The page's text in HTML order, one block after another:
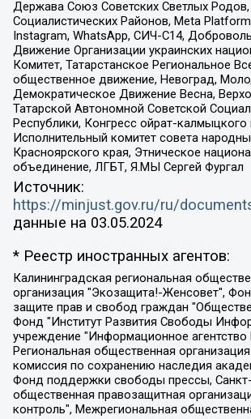
Держава Союз Советских Светлых Родов,
Социалистических Районов, Meta
Instagram, WhatsApp, СИЧ-С14,
Движение Организации украинских
Комитет, Татарстанское Региональное
общественное движение, Невоград,
Демократическое Движение Весна,
Татарской Автономной Советской
Республики, Конгресс ойрат-калмыцкого
Исполнительный комитет совета
Красноярского края, Этническое
объединение, ЛГБТ, Я.МЫ Сергей Фургал
Источник:
https://minjust.gov.ru/ru/
данные на 03.05.2024
* Реестр иностранных агентов:
Калининградская региональная общественная организация "Экозащита!-Женсовет", Фонд содействия защите прав и свобод граждан "Общественный вердикт", Фонд "Институт Развития Свободы Информации", Частное учреждение "Информационное агентство МЕМО. РУ", Региональная общественная организация "Общественная комиссия по сохранению наследия академика Сахарова", Фонд поддержки свободы прессы, Санкт-Петербургская общественная правозащитная организация "Гражданский контроль", Межрегиональная общественная организация "Информационно-просветительский центр "Мемориал", Региональный Фонд "Центр Защиты Прав Средств Массовой Информации", с 05.12.2023 Фонд "Центр Защиты Прав Средств массовой информации", Региональная общественная благотворительная организация помощи беженцам и мигрантам "Гражданское содействие", Негосударственное образовательное учреждение дополнительного профессионального образования (повышение квалификации) специалистов "АКАДЕМИЯ ПО ПРАВАМ ЧЕЛОВЕКА", Свердловская региональная общественная организация "Сутяжник", Автономная некоммерческая организация "Центр независимых социологических исследований", Союз общественных объединений "Российский исследовательский центр по правам человека", Региональное общественное учреждение научно-информационный центр "МЕМОРИАЛ", Некоммерческая организация "Фонд защиты гласности", Автономная некоммерческая организация "Институт прав человека", Городская общественная организация "Екатеринбургское общество "МЕМОРИАЛ", Городская общественная организация "Рязанское историко-просветительское и правозащитное общество "Мемориал" (Рязанский Мемориал), Челябинский региональный орган общественной самодеятельности – женское общественное объединение "Женщины Евразии", Челябинский региональный орган общественной самодеятельности "Уральская правозащитная группа", Фонд содействия защите здоровья и социальной справедливости имени Андрея Рылькова, Автономная Некоммерческая Организация "Аналитический Центр Юрия Левады", Автономная некоммерческая организация социальной поддержки населения "Проект Апрель", Региональная общественная организация помощи женщинам и детям, находящимся в кризисной ситуации "Информационно-методический центр "Анна", Фонд содействия развитию массовых коммуникаций и правовому просвещению "Так-так-Так", Фонд содействия устойчивому развитию "Серебряная тайга", Свердловский региональный общественный фонд социальных проектов "Новое время", "Idel.Реалии", Кавказ.Реалии, Крым.Реалии, Телеканал Настоящее Время, Татаро-башкирская служба Радио Свобода (Azatliq Radiosi), Радио Свободная Европа/Радио Свобода (PCE/PC), "Сибирь.Реалии", "Фактограф", Благотворительный фонд помощи осужденным и их семьям, Автономная некоммерческая организация "Институт глобализации и социальных движений", Фонд "В защиту прав заключенных", Частное учреждение "Центр поддержки и содействия развитию средств массовой информации", Пензенский региональный общественный благотворительный фонд "Гражданский союз", "Север.Реалии", Некоммерческая организация Фонд "Правовая инициатива", Общество с ограниченной ответственностью "Радио Свободная Европа/Радио Свобода", Чешское информационное агентство "MEDIUM-ORIENT", Красноярская региональная общественная организация "Мы против СПИДа", Камалягин Денис Николаевич, Маркелов Сергей Евгеньевич, Пономарев Лев Александрович, Савицкая Людмила Алексеевна, Автономная некоммерческая организация "Центр по работе с проблемой насилия "НАСИЛИЮ.НЕТ", Межрегиональный профессиональный союз работников здравоохранения "Альянс врачей", Юридическое лицо, зарегистрированное в Латвийской Республике, SIA "Medusa Project" (регистрационный номер 40103797863, дата регистрации 10.06.2014), Некоммерческая организация "Фонд по борьбе с коррупцией", Автономная некоммерческая организация "Институт права и публичной политики", Баданин Роман Сергеевич, Гликин Максим Александрович, Железнова Мария Михайловна, Лукьянова Юлия Сергеевна, Маетная Елизавета Витальевна, Маняхин Петр Борисович, Чуракова Ольга Владимировна, Ярош Юлия Петровна, Юридическое лицо "The Insider SIA", зарегистрированное в Риге, Латвийская Республика (дата регистрации 26.06.2015), являющееся администратором доменного имени интернет-издания "The Insider SIA", https://theins.ru, Постернак Алексей Евгеньевич, Рубин Михаил Аркадьевич, Анин Роман Александрович, Юридическое лицо Istories fonds, зарегистрированное в Латвийской Республике (регистрационный номер 50008295751, дата регистрации 24.02.2020), Великовский Дмитрий Александрович, Долинина Ирина Николаевна, Мароховская Алеся Алексеевна, Шлейнов Роман Юрьевич, Шмагун Олеся Валентиновна, Общество с ограниченной ответственностью "Альтаир 2021", Общество с ограниченной ответственностью "Вега 2021", Общество с ограниченной ответственностью "Главный редактор 2021", Общество с ограниченной ответственностью "Ромашки монолит", Важенков Артем Валерьевич, Ивановская областная общественная организация "Центр гендерных исследований", Гурман Юрий Альбертович, Медиапроект "ОВД-Инфо", Егоров Владимир Владимирович, Жилинский Владимир Александрович, Общество с ограниченной ответственностью "ЗП", Иванова София Юрьевна, Карезина Инна Павловна, Кильтау Екатерина Викторовна, Петров Алексей Викторович, Пискунов Сергей Евгеньевич, Смирнов Сергей Сергеевич, Тихонов Михаил Сергеевич, Общество с ограниченной ответственностью "ЖУРНАЛИСТ-ИНОСТРАННЫЙ АГЕНТ", Арапова Галина Юрьевна, Вольтская Татьяна Анатольевна, Американская компания "Mason G.E.S. Anonymous Foundation" (США), являющаяся владельцем интернет-издания https://mnews.world/, Компания "Stichting Bellingcat", зарегистрированная в Нидерландах (дата регистрации 11.07.2018), Захаров Андрей Вячеславович, Клепиковская Екатерина Дмитриевна, Общество с ограниченной ответственностью "МЕМО", Перл Роман Александрович, Симонов Евгений Алексеевич, Соловьева Елена Анатольевна, Сотников Даниил Владимирович, Сурначева Елизавета Дмитриевна, Автономная некоммерческая организация по защите прав человека и информированию населения "Якутия – Наше Мнение", Общество с ограниченной ответственностью "Москоу диджитал медиа", с 26.01.2023 Общество с ограниченной ответственностью "Чайка Белые сады", Ветошкина Валерия Валерьевна, Заговора Максим Александрович, Межрегиональное общественное движение "Российская ЛГБТ - сеть", Оленичев Максим Владимирович, Павлов Иван Юрьевич, Скворцова Елена Сергеевна, Общество с ограниченной ответственностью "Как бы инагент", Кочетков Игорь Викторович, Общество с ограниченной ответственностью "Честные выборы", Еланчик Олег Александрович, Общество с ограниченной ответственностью "Нобелевский призыв", Гималова Регина Эмилевна, Григорьев Андрей Валерьевич, Григорьева Алина Александровна, Ассоциация по содействию защите прав призывников, альтернативнослужащих и военнослужащих "Правозащитная группа "Гражданин.Армия.Право", Хисамова Регина Фаритовна, Автономная некоммерческая организация по реализации социально-правовых программ "Лилит", Дальневосточное общественное движение "Маяк", Санкт-Петербургская ЛГБТ-инициативная группа "Выход", Инициативная группа ЛГБТ+ "Реверс", Алексеев Андрей Викторович, Бекбулатова Таисия Львовна, Беляев Иван Михайлович, Владыкина Елена Сергеевна, Гельман Марат Александрович, Никульшина Вероника Юрьевна, Толоконникова Надежда Андреевна, Шендерович Виктор Анатольевич, Общество с ограниченной ответственностью "Данное сообщение", Общество с ограниченной ответственностью Издательский дом "Новая глава", Айнбиндер Александра Александровна, Московский комьюнити-центр для ЛГБТ+инициатив, Благотворительный фонд развития филантропии, Deutsche Welle (Германия, Kurt-Schumacher-Strasse 3, 53113 Bonn), Борзунова Мария Михайловна, Воробьев Виктор Викторович, Голубева Анна Львовна, Константинова Алла Михайловна, Малкова Ирина Владимировна, Мурадов Мурад Абдулгалимович, Осетинская Елизавета Николаевна, Понасенков Евгений Николаевич, Ганапольский Матвей Юрьевич, Киселев Евгений Алексеевич, Борухович Ирина Григорьевна, Дремин Иван Тимофеевич, Дубровский Дмитрий Викторович, Красноярская региональная общественная организация поддержки и развития альтернативных образовательных технологий и межкультурных коммуникаций "ИНТЕРРА", Маяковская Екатерина Алексеевна, Фейгин Марк Захарович, Филимонов Андрей Викторович, Дзугкоева Регина Николаевна, Доброхотов Роман Александрович, Дудь Юрий Александрович, Елкин Сергей Владимирович, Кругликов Кирилл Игоревич, Сабунаева Мария Леонидовна, Семенов Алексей Владимирович, Шаинян Карен Багратович, Шульман Екатерина Михайловна, Асафьев Артур Валерьевич, Вахштайн Виктор Семенович, Венедиктов Алексей Алексеевич, Лушникова Екатерина Евгеньевна, Волков Леонид Михайлович, Невзоров Александр Глебович, Пархоменко Сергей Борисович, Сироткин Ярослав Николаевич, Кара-Мурза Владимир Владимирович, Баранова Наталья Владимировна, Гозман Леонид Яковлевич, Кагарлицкий Борис Юльевич, Климарев Михаил Валерьевич, Милов Владимир Станиславович, Автономная некоммерческая организация Краснодарский центр